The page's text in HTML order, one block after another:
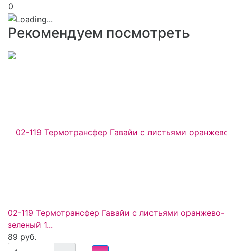
0
Рекомендуем посмотреть
02-119 Термотрансфер Гавайи с листьями оранжево-
зеленый 1...
89 руб.